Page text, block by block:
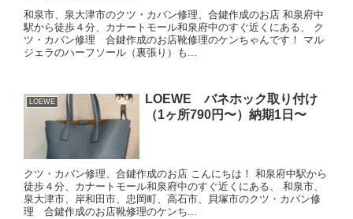
和泉市、泉大津市のクツ・カバン修理、合鍵作成のお店 和泉府中
駅から徒歩４分、カナートモール和泉府中のすぐ近くにある、 ク
ツ・カバン修理 合鍵作成のお店靴修理のケンちゃんです！ マル
ジェラのハーフソール（裏張り）も...
LOEWE
LOEWE バネホック取り付け
（1ヶ所790円〜）納期1日〜
クツ・カバン修理、合鍵作成のお店 こんにちは！ 和泉府中駅から
徒歩４分、カナートモール和泉府中のすぐ近くにある、 和泉市、
泉大津市、岸和田市、忠岡町、高石市、貝塚市のクツ・カバン修
理 合鍵作成のお店靴修理のケンち...